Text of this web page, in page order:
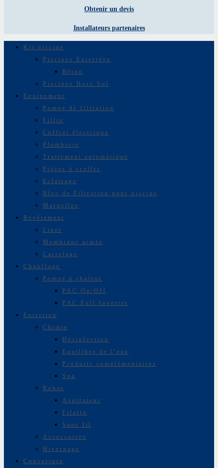
Obtenir un devis
Installateurs partenaires
Kit piscine
Piscines Enterrées
Béton
Piscines Hors Sol
Equipement
Pompe de filtration
Filtre
Coffret électrique
Plomberie
Traitement automatique
Pièces à sceller
Eclairage
Bloc de Filtration pour piscine
Margelles
Revêtement
Liner
Membrane armée
Carrelage
Chauffage
Pompe à chaleur
PAC On/Off
PAC Full Inverter
Entretien
Chimie
Désinfection
Equilibre de l’eau
Produits complémentaires
Spa
Robot
Aspirateur
Filaire
Sans fil
Accessoires
Hivernage
Couverture